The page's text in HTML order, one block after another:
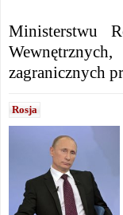
Ministerstwu
zagranicznych
Rosja